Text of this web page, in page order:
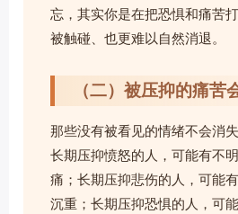
忘，其实你是在把恐惧和痛苦
被触碰、也更难以自然消退。
（二）被压抑的痛苦
那些没有被看见的情绪不会消
长期压抑愤怒的人，可能有不
痛；长期压抑悲伤的人，可能
沉重；长期压抑恐惧的人，可